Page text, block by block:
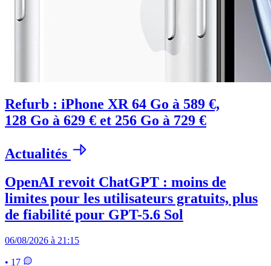
Refurb : iPhone XR 64 Go à 589 €,
128 Go à 629 € et 256 Go à 729 €
Actualités
OpenAI revoit ChatGPT : moins de
limites pour les utilisateurs gratuits, plus
de fiabilité pour GPT-5.6 Sol
06/08/2026 à 21:15
• 17